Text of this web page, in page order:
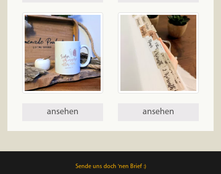
ansehen ansehen
Sende uns doch 'nen Brief :)